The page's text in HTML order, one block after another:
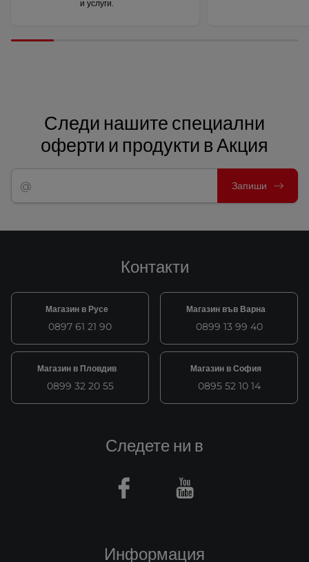
и услуги.
Следи нашите специални
оферти и продукти в Акция
Запиши
Контакти
Магазин в Русе
0897 61 21 90
Магазин във Варна
0899 13 99 40
Магазин в Пловдив
0899 32 20 55
Магазин в София
0895 52 10 14
Информация
Следете ни в
Facebook Youtube